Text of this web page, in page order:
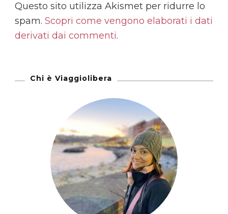
Questo sito utilizza Akismet per ridurre lo
spam. Scopri come vengono elaborati i dati
derivati dai commenti.
Chi è Viaggiolibera